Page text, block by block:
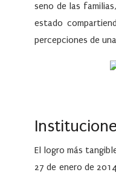
seno de las
estado
percepciones de una
El logro más
27 de enero de